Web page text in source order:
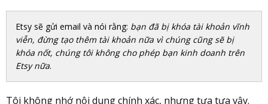
Etsy sẽ gửi email và nói rằng: bạn đã bị khóa tài khoản vĩnh
viễn, đừng tạo thêm tài khoản nữa vì chúng cũng sẽ bị
khóa nốt, chúng tôi không cho phép bạn kinh doanh trên
Etsy nữa.
Tôi không nhớ nội dung chính xác, nhưng tựa tựa vậy.